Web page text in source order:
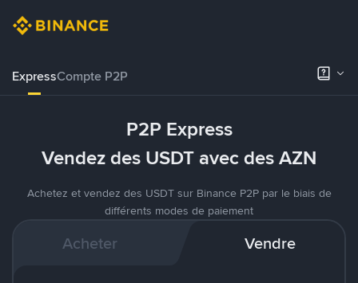
ExpressCompte P2P
P2P Express
Vendez des USDT avec des AZN
Achetez et vendez des USDT sur Binance P2P par le biais de
différents modes de paiement
Acheter Vendre